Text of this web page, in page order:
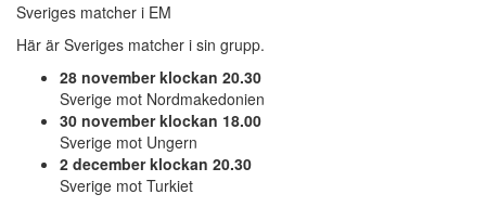
Sveriges matcher i EM
Här är Sveriges matcher i sin grupp.
28 november klockan 20.30
Sverige mot Nordmakedonien
30 november klockan 18.00
Sverige mot Ungern
2 december klockan 20.30
Sverige mot Turkiet